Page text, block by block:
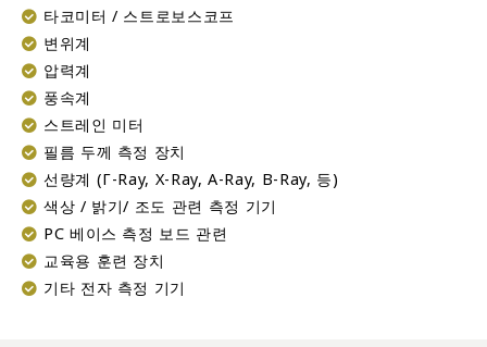
타코미터 / 스트로보스코프
변위계
압력계
풍속계
스트레인 미터
필름 두께 측정 장치
선량계 (γ-Ray, X-Ray, Α-Ray, Β-Ray, 등)
색상 / 밝기/ 조도 관련 측정 기기
PC 베이스 측정 보드 관련
교육용 훈련 장치
기타 전자 측정 기기